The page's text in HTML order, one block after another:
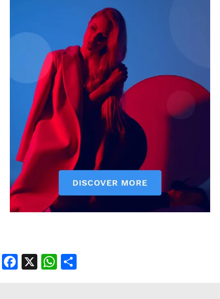
AIN NEWS 1
Contact Us
Privacy Policy
Terms of Use Agreement
Facebook
X WhatsApp
Share
Facebook
X WhatsApp